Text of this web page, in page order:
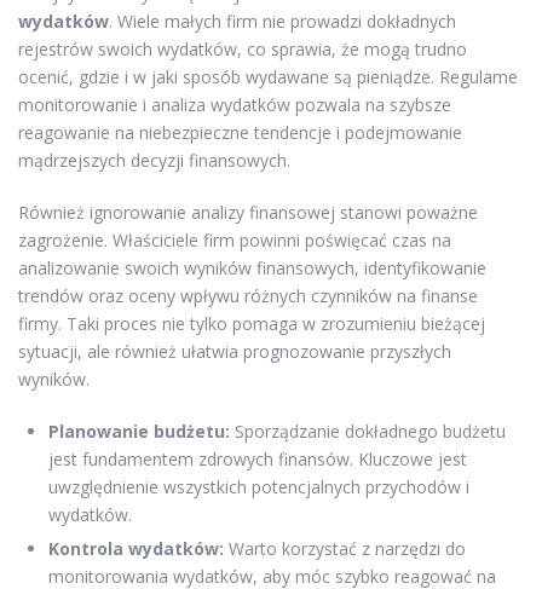
wydatków. Wiele małych firm nie prowadzi dokładnych
rejestrów swoich wydatków, co sprawia, że mogą trudno
ocenić, gdzie i w jaki sposób wydawane są pieniądze. Regularne
monitorowanie i analiza wydatków pozwala na szybsze
reagowanie na niebezpieczne tendencje i podejmowanie
mądrzejszych decyzji finansowych.
Również ignorowanie analizy finansowej stanowi poważne
zagrożenie. Właściciele firm powinni poświęcać czas na
analizowanie swoich wyników finansowych, identyfikowanie
trendów oraz oceny wpływu różnych czynników na finanse
firmy. Taki proces nie tylko pomaga w zrozumieniu bieżącej
sytuacji, ale również ułatwia prognozowanie przyszłych
wyników.
Planowanie budżetu: Sporządzanie dokładnego budżetu
jest fundamentem zdrowych finansów. Kluczowe jest
uwzględnienie wszystkich potencjalnych przychodów i
wydatków.
Kontrola wydatków: Warto korzystać z narzędzi do
monitorowania wydatków, aby móc szybko reagować na